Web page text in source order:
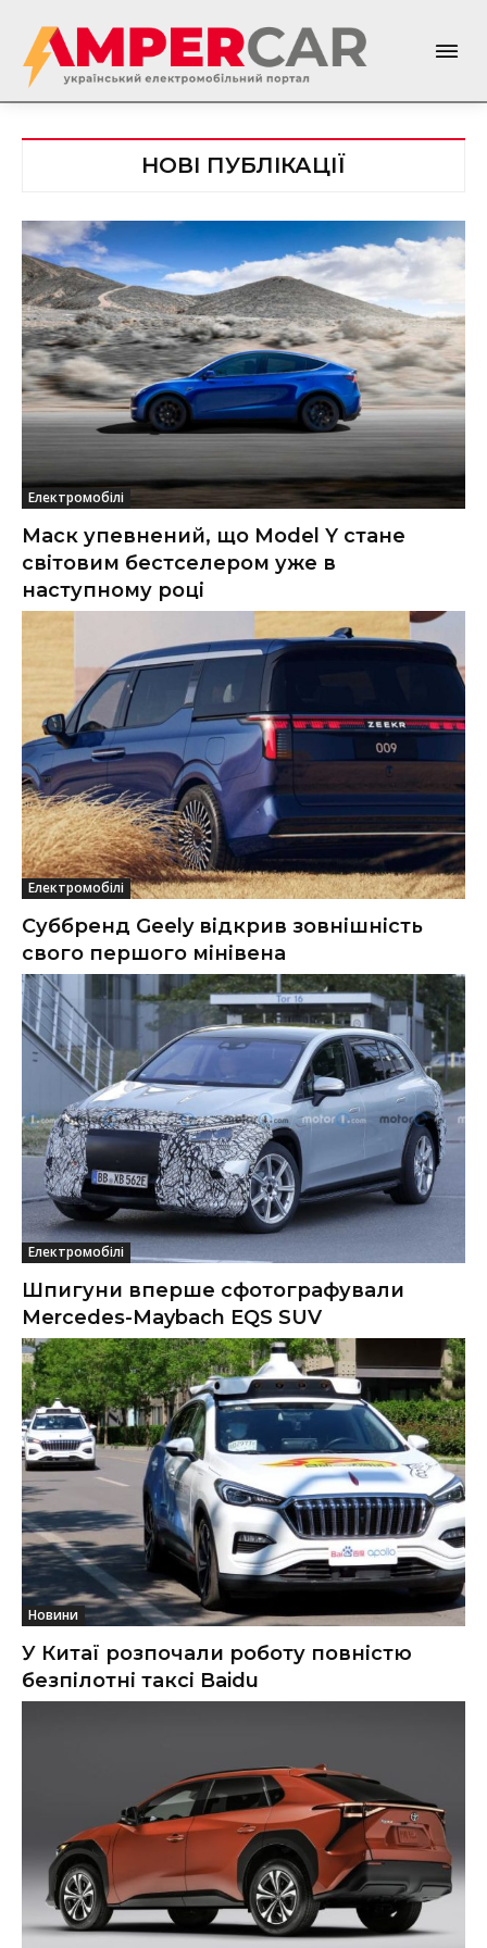
НОВІ ПУБЛІКАЦІЇ
Електромобілі
Маск упевнений, що Model Y стане
світовим бестселером уже в
наступному році
Електромобілі
Суббренд Geely відкрив зовнішність
свого першого мінівена
Електромобілі
Шпигуни вперше сфотографували
Mercedes-Maybach EQS SUV
Новини
У Китаї розпочали роботу повністю
безпілотні таксі Baidu